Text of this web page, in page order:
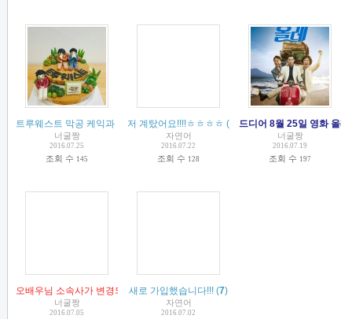
트루웨스트 막공 케익과 정산~ ( 5)
너굴짱
2016.07.25
조회 수 145
저 계탔어요!!!!ㅎㅎㅎㅎ (
자연어
2016.07.22
조회 수 128
드디어 8월 25일 영화 올레
너굴짱
2016.07.19
조회 수 197
오배우님 소속사가 변경되었습니다. (5)
너굴짱
2016.07.05
새로 가입했습니다!!! (7)
자연어
2016.07.02